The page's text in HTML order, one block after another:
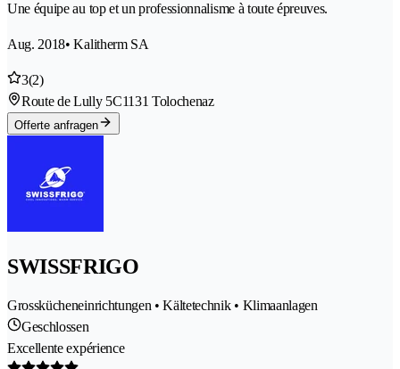
Une équipe au top et un professionnalisme à toute épreuves.
Aug. 2018• Kalitherm SA
3(2)
Route de Lully 5C1131 Tolochenaz
Offerte anfragen
SWISSFRIGO
Grosskücheneinrichtungen • Kältetechnik • Klimaanlagen
Geschlossen
Excellente expérience